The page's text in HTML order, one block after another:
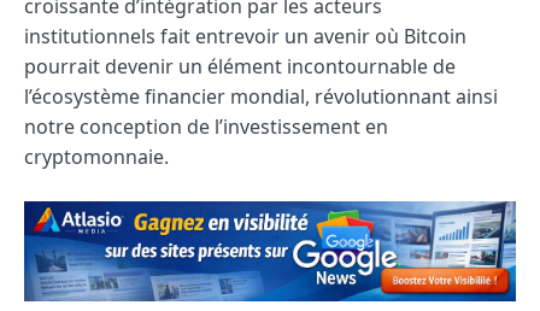
croissante d’intégration par les acteurs
institutionnels fait entrevoir un avenir où Bitcoin
pourrait devenir un élément incontournable de
l’écosystème financier mondial, révolutionnant ainsi
notre conception de l’investissement en
cryptomonnaie.